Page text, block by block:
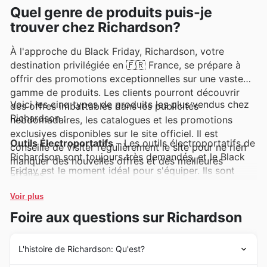
Quel genre de produits puis-je
trouver chez Richardson?
À l'approche du Black Friday, Richardson, votre
destination privilégiée en 🇫🇷 France, se prépare à
offrir des promotions exceptionnelles sur une vaste
gamme de produits. Les clients pourront découvrir
des offres imbattables dans les publicités
hebdomadaires, les catalogues et les promotions
exclusives disponibles sur le site officiel. Il est
conseillé de visiter régulièrement le site pour ne rien
manquer des nouvelles offres et des meilleures
affaires.
Voici les cinq types de produits les plus vendus chez
Richardson :
Outils Électroportatifs– Les outils électroportatifs de
Richardson sont toujours très demandés, et le Black
Friday est le moment idéal pour s'équiper. Ils sont
hebdomadaires de Richardson et bénéficient de
réductions significatives lors des ventes du Black
Friday, offrant une valeur exceptionnelle aux
Équipements de Protection Individuelle (EPI)– La
Voir plus
Foire aux questions sur Richardson
L'histoire de Richardson: Qu'est?